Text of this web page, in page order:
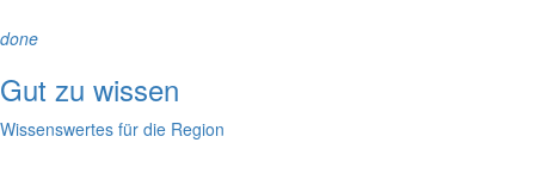
done
Gut zu wissen
Wissenswertes für die Region